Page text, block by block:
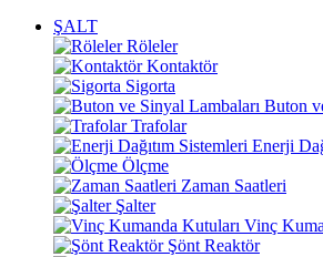
ŞALT
Röleler
Kontaktör
Sigorta
Buton
Trafolar
Enerji
Ölçme
Zaman Saatleri
Şalter
Vinç
Şönt Reaktör